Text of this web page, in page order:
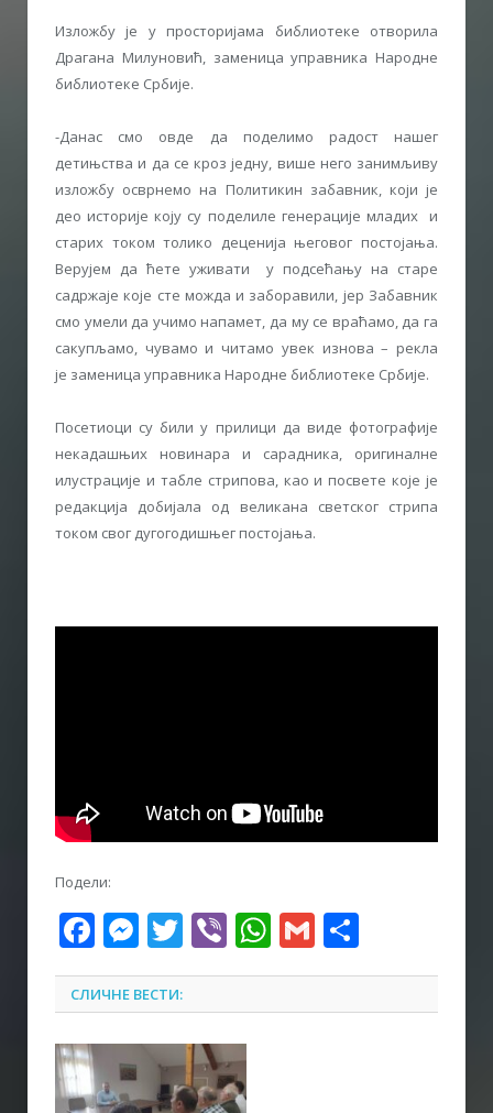
Изложбу је у просторијама библиотеке отворила
Драгана Милуновић, заменица управника Народне
библиотеке Србије.
-Данас смо овде да поделимо радост нашег
детињства и да се кроз једну, више него занимљиву
изложбу осврнемо на Политикин забавник, који је
део историје коју су поделиле генерације младих и
старих током толико деценија његовог постојања.
Верујем да ћете уживати у подсећању на старе
садржаје које сте можда и заборавили, јер Забавник
смо умели да учимо напамет, да му се враћамо, да га
сакупљамо, чувамо и читамо увек изнова – рекла
је заменица управника Народне библиотеке Србије.
Посетиоци су били у прилици да виде фотографије
некадашњих новинара и сарадника, оригиналне
илустрације и табле стрипова, као и посвете које је
редакција добијала од великана светског стрипа
током свог дугогодишњег постојања.
Подели:
Facebook
Messenger
Twitter
ViberWhatsApp
Gmail
СЛИЧНЕ ВЕСТИ: